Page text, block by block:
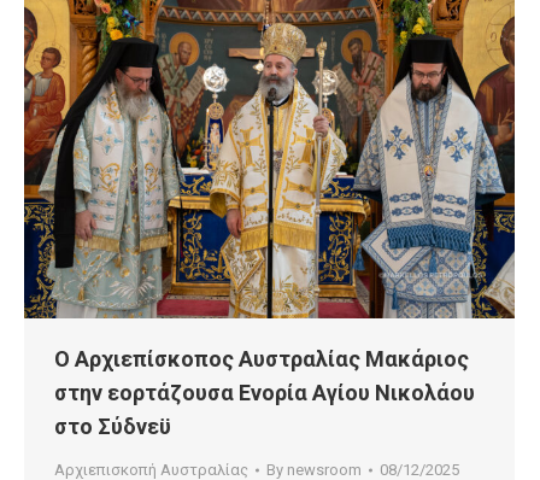
Ο Αρχιεπίσκοπος Αυστραλίας Μακάριος
στην εορτάζουσα Ενορία Αγίου Νικολάου
στο Σύδνεϋ
Αρχιεπισκοπή Αυστραλίας By newsroom 08/12/2025